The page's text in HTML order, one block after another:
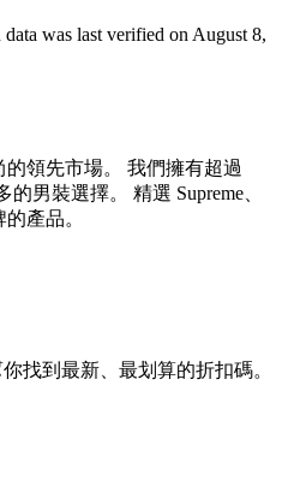
was last verified on August 8,
領先市場。 我們擁有超過
男裝選擇。 精選 Supreme、
產品。
找到最新、最划算的折扣碼。